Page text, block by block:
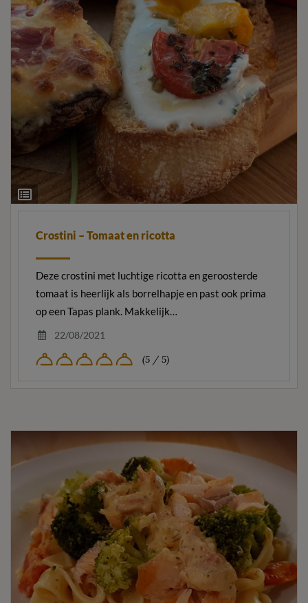
Ingrediëntenlijst
Crostini – Tomaat en ricotta
Deze crostini met luchtige ricotta en geroosterde
tomaat is heerlijk als borrelhapje en past ook prima
op een Tapas plank. Makkelijk…
22/08/2021
(5 / 5)